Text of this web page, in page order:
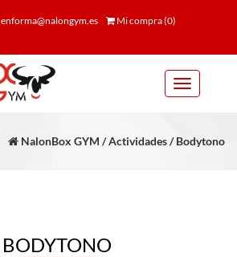
enforma@nalongym.es
Mi compra (0)
Toggle
navigation
NalonBox GYM / Actividades / Bodytono
BODYTONO